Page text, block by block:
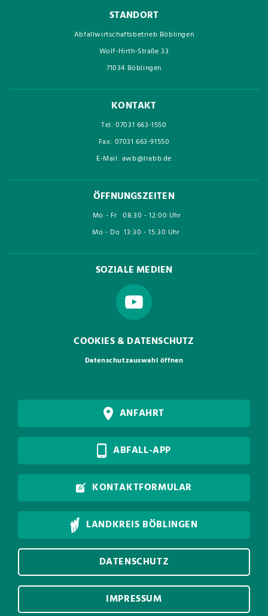
STANDORT
Abfallwirtschaftsbetrieb Böblingen
Wolf-Hirth-Straße 33
71034 Böblingen
KONTAKT
Tel: 07031 663-1550
Fax: 07031 663-91550
E-Mail: awb@lrabb.de
ÖFFNUNGSZEITEN
Mo - Fr 08:30 - 12:00 Uhr
Mo - Do 13:30 - 15:30 Uhr
SOZIALE MEDIEN
COOKIES & DATENSCHUTZ
Datenschutzauswahl öffnen
ANFAHRT
ABFALL-APP
KONTAKTFORMULAR
LANDKREIS BÖBLINGEN
DATENSCHUTZ
IMPRESSUM